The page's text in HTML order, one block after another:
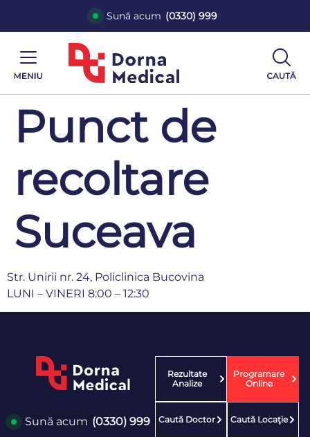
Sună acum (0330) 999
Punct de
recoltare
Suceava
Str. Unirii nr. 24, Policlinica Bucovina
LUNI – VINERI 8:00 – 12:30
Sună acum (0330) 999
Rezultate
Analize
Programare
Online
Caută Doctor Caută Locaţie